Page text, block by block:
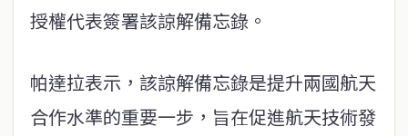
授權代表簽署該諒解備忘錄。
帕達拉表示，該諒解備忘錄是提升兩國航天
合作水準的重要一步，旨在促進航天技術發